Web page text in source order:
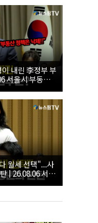
내린 李정부 부
서울시 부동산
월세 선택"...사
| 26.08.06 서울